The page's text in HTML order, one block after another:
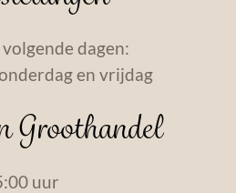
dagen:
en vrijdag
Groothandel
uur